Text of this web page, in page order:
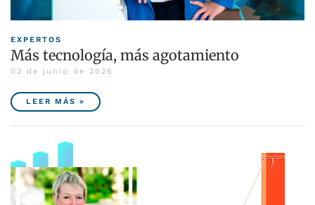
EXPERTOS
Más tecnología, más agotamiento
02 de junio de 2026
LEER MÁS »